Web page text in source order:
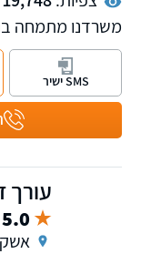
משרדנו מתמחה
המגזר החקלאי,
צוואות וירושות
SMS ישיר
עורך
5.0